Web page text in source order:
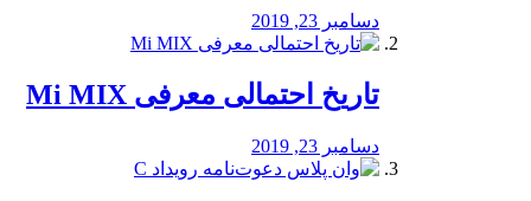
دسامبر 23, 2019
تاریخ احتمالی معرفی Mi MIX
دسامبر 23, 2019